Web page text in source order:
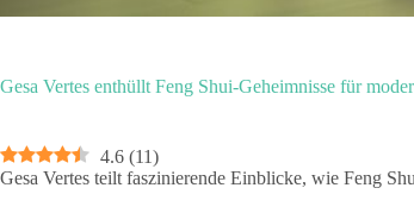
Gesa Vertes enthüllt Feng Shui-Geheimnisse für
4.6 (11)
Gesa Vertes teilt faszinierende Einblicke, wie Feng